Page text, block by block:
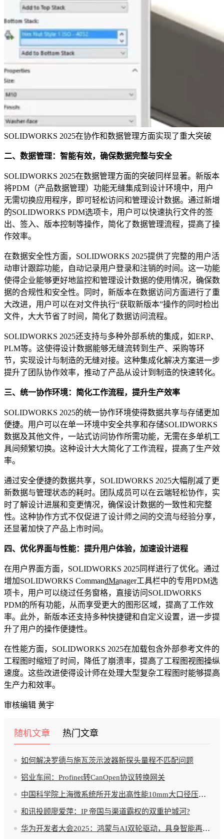
SOLIDWORKS 2025在协作和数据管理方面实现了重大突破
二、数据管理：智能有效，确保数据完整与安全
SOLIDWORKS 2025在数据管理方面的突破同样显著。新版本
将PDM（产品数据管理）功能无缝集成到设计环境中，用户
无需切换应用程序，即可轻松访问和管理设计数据。通过新增
的SOLIDWORKS PDM选项卡，用户可以快速执行文件的签
出、签入、版本控制等操作，简化了数据管理流程，提高了操
作效率。
在数据安全性方面，SOLIDWORKS 2025提供了完整的用户活
动审计跟踪功能，自动记录用户登录和注销的时间。这一功能
使得企业能够更好地监控和管理设计数据的使用情况，确保数
据的合规性和安全性。同时，新版本在数据访问方面进行了重
大改进，用户可以在对文件执行“获取新版本”操作的同时检出
文件，大大节省了时间，简化了数据访问流程。
SOLIDWORKS 2025还支持与多种外部系统的集成，如ERP、
PLM等。这使得设计数据能够无缝流转到生产、采购等环
节，实现设计与制造的无缝对接。这种集成化解决方案进一步
提升了团队协作效率，推动了产品从设计到制造的快速转化。
三、统一协作环境：简化工作流程，提升生产效率
SOLIDWORKS 2025的统一协作环境使得数据共享与存储更加
便捷。用户可以在单一环境中安全共享和存储SOLIDWORKS
数据及其他文件，一站式访问协作所需功能，无需在多单机工
具间频繁切换。这种设计大大简化了工作流程，提高了生产效
率。
通过安全便捷的数据共享，SOLIDWORKS 2025大幅削减了更
新数据与管理状态的耗时。团队成员可以在云端轻松协作，实
时了解设计进展和变更情况，确保设计数据的一致性和完整
性。这种协作方式不仅促进了设计师之间的交流与经验分享，
还显著加快了产品上市时间。
四、优化界面与性能：提升用户体验，加速设计进程
在用户界面方面，SOLIDWORKS 2025同样进行了优化。通过
增加SOLIDWORKS CommandManager工具栏中的专用PDM选
项卡，用户可以绕过任务窗格，直接访问SOLIDWORKS
PDM的所有功能，从而享受更大的图形区域，提高了工作效
率。此外，新版本还支持多种快捷键和自定义设置，进一步提
升了用户的操作便捷性。
在性能方面，SOLIDWORKS 2025在加载包含外部参考文件的
工程图时缩短了时间，降低了崩溃率，提高了工程图视图操纵
速度。这些改进使得设计师在处理大型复杂工程图时能够提高
生产力和效率。
审核编辑 黄宇
随机文章 热门文章
如何解决罗德与施瓦茨示波器新探头量程不匹配问题
铝业车间：Profinet转CanOpen协议转换网关
中国科学院上海微系统所开发出高性能10mm大口径压电 MEMS 快反镜
和讯投顾廖爱萍：IP 帝国与渠道霸权的双重护城河?
华为开发者大会2025：鸿蒙与AI双轮驱动，具身智能再加码